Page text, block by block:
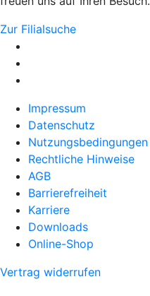
Zur Filialsuche
Impressum
Datenschutz
Nutzungsbedingungen
Rechtliche Hinweise
AGB
Barrierefreiheit
Karriere
Downloads
Online-Shop
Vertrag widerrufen